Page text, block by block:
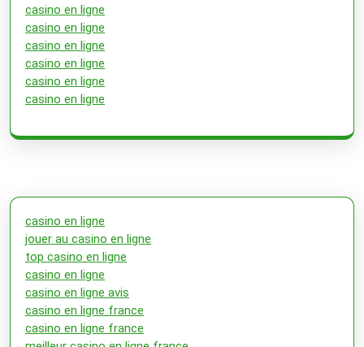
casino en ligne
casino en ligne
casino en ligne
casino en ligne
casino en ligne
casino en ligne
casino en ligne
jouer au casino en ligne
top casino en ligne
casino en ligne
casino en ligne avis
casino en ligne france
casino en ligne france